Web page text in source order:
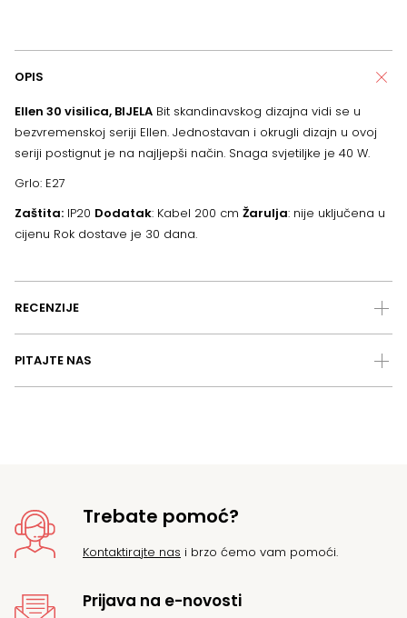
OPIS
Ellen 30 visilica, BIJELA Bit skandinavskog dizajna vidi se u
bezvremenskoj seriji Ellen. Jednostavan i okrugli dizajn u ovoj
seriji postignut je na najljepši način. Snaga svjetiljke je 40 W.
Grlo: E27
Zaštita: IP20 Dodatak: Kabel 200 cm Žarulja: nije uključena u
cijenu Rok dostave je 30 dana.
RECENZIJE
PITAJTE NAS
Trebate pomoć?
Kontaktirajte nas i brzo ćemo vam pomoći.
Prijava na e-novosti